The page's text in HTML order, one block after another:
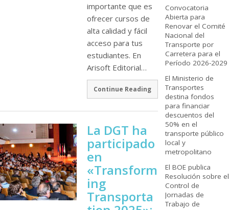
importante que es
ofrecer cursos de
alta calidad y fácil
acceso para tus
estudiantes. En
Arisoft Editorial…
Continue Reading
La DGT ha
participado
en
«Transform
ing
Transporta
Convocatoria
Abierta para
Renovar el Comité
Nacional del
Transporte por
Carretera para el
Período 2026-2029
El Ministerio de
Transportes
destina fondos
para financiar
descuentos del
50% en el
transporte público
local y
metropolitano
El BOE publica
Resolución sobre el
Control de
Jornadas de
Trabajo de